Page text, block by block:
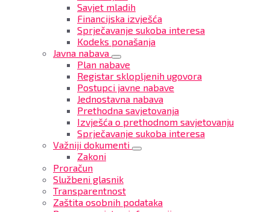
Savjet mladih
Financijska izvješća
Sprječavanje sukoba interesa
Kodeks ponašanja
Javna nabava
Plan nabave
Registar sklopljenih ugovora
Postupci javne nabave
Jednostavna nabava
Prethodna savjetovanja
Izvješća o prethodnom savjetovanju
Sprječavanje sukoba interesa
Važniji dokumenti
Zakoni
Proračun
Službeni glasnik
Transparentnost
Zaštita osobnih podataka